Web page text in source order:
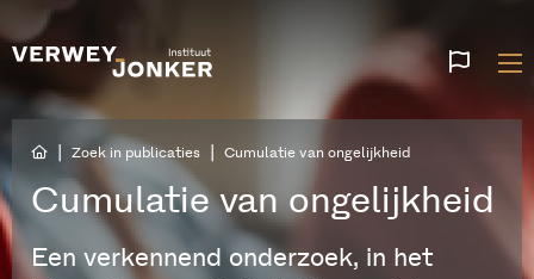
Zoek in publicaties Cumulatie van ongelijkheid
Cumulatie van ongelijkheid
Een verkennend onderzoek, in het